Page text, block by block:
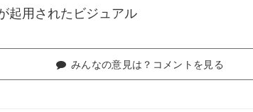
起用されたビジュアル
みんなの意見は？コメントを見る